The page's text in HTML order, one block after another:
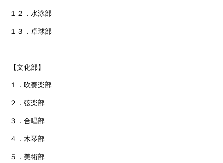
１２．水泳部
１３．卓球部
【文化部】
１．吹奏楽部
２．弦楽部
３．合唱部
４．木琴部
５．美術部